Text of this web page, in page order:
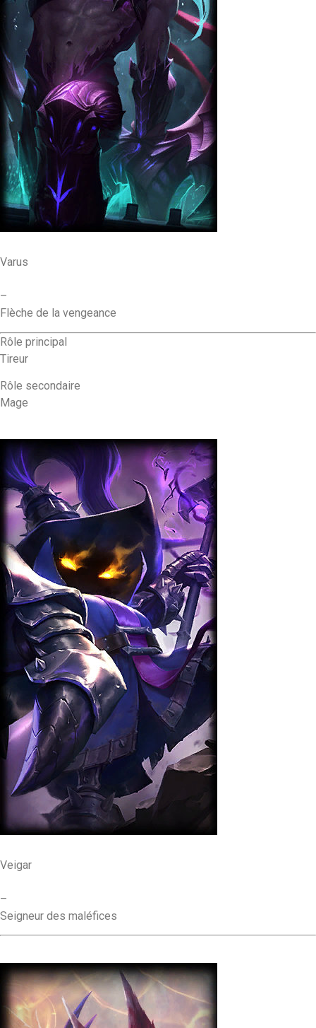
Varus
–
Flèche de la vengeance
Rôle principal
Tireur
Rôle secondaire
Mage
Veigar
–
Seigneur des maléfices